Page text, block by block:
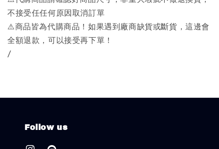
不接受任任何原因取消訂單
⚠️商品皆為代購商品！如果遇到廠商缺貨或斷貨，這邊會
全額退款，可以接受再下單！
/
Follow us